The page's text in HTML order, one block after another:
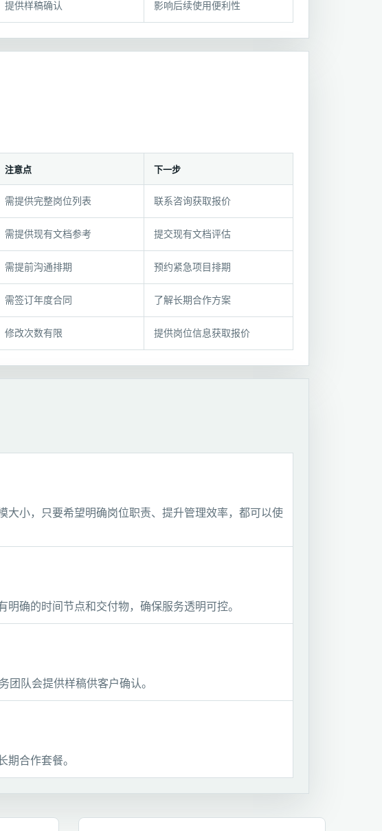
提供样稿确认 影响后续使用便利性
注意点 下一步
需提供完整岗位列表 联系咨询获取报价
需提供现有文档参考 提交现有文档评估
需提前沟通排期 预约紧急项目排期
需签订年度合同 了解长期合作方案
修改次数有限 提供岗位信息获取报价
小，只要希望明确岗位职责、提升管理效率，都可以使
确的时间节点和交付物，确保服务透明可控。
团队会提供样稿供客户确认。
合作套餐。